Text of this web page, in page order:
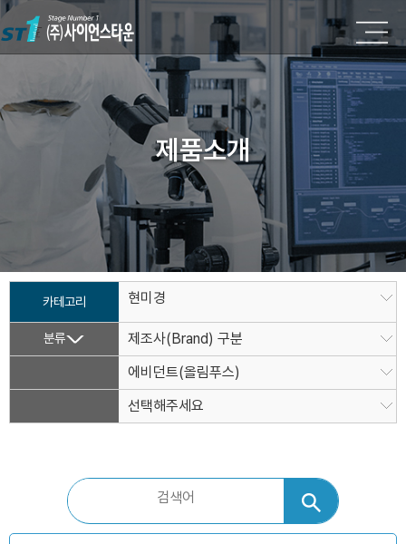
제품소개
카테고리 현미경
분류
제조사(Brand) 구분
에비던트(올림푸스)
선택해주세요